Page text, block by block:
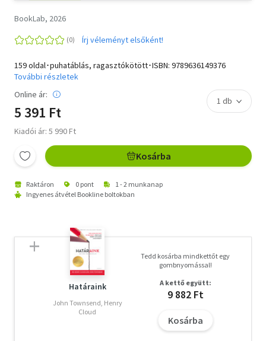
BookLab, 2026
Írj véleményt elsőként!
159 oldal･puhatáblás, ragasztókötött･ISBN: 9789636149376
További részletek
Online ár:
5 391 Ft
Kiadói ár: 5 990 Ft
Kosárba
Raktáron 0 pont
1 - 2 munkanap
Ingyenes átvétel Bookline boltokban
Határaink
John Townsend, Henry
Cloud
Tedd kosárba mindkettőt egy
gombnyomással!
A kettő együtt:
9 882 Ft
Kosárba